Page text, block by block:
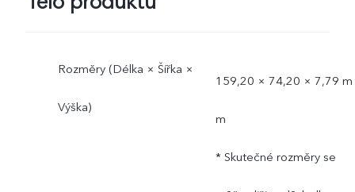
Rozměry (Délka × Šířka ×
Výška)
159,20 × 74,20 × 7,79 m
m
* Skutečné rozměry se